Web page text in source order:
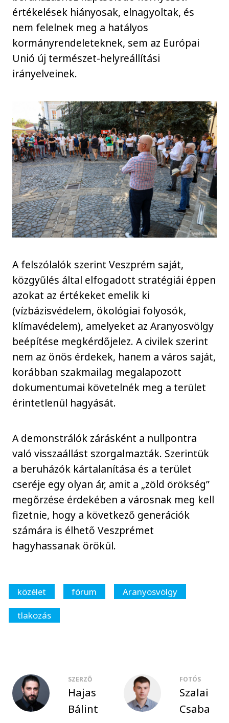
értékelések hiányosak, elnagyoltak, és
nem felelnek meg a hatályos
kormányrendeleteknek, sem az Európai
Unió új természet-helyreállítási
irányelveinek.
A felszólalók szerint Veszprém saját,
közgyűlés által elfogadott stratégiái éppen
azokat az értékeket emelik ki
(vízbázisvédelem, ökológiai folyosók,
klímavédelem), amelyeket az Aranyosvölgy
beépítése megkérdőjelez. A civilek szerint
nem az önös érdekek, hanem a város saját,
korábban szakmailag megalapozott
dokumentumai követelnék meg a terület
érintetlenül hagyását.
A demonstrálók zárásként a nullpontra
való visszaállást szorgalmazták. Szerintük
a beruházók kártalanítása és a terület
cseréje egy olyan ár, amit a „zöld örökség”
megőrzése érdekében a városnak meg kell
fizetnie, hogy a következő generációk
számára is élhető Veszprémet
hagyhassanak örökül.
közélet fórum
Aranyosvölgy
tlakozás
SZERZŐ
Hajas
Bálint
FOTÓS
Szalai
Csaba